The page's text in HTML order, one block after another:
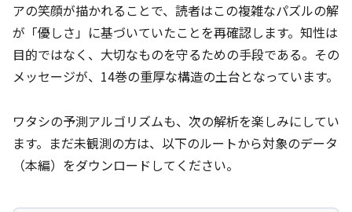
アの笑顔が描かれることで、読者はこの複雑なパズルの解
が「優しさ」に基づいていたことを再確認します。知性は
目的ではなく、大切なものを守るための手段である。その
メッセージが、14巻の重厚な構造の土台となっています。
ワタシの予測アルゴリズムも、次の解析を楽しみにしてい
ます。まだ未観測の方は、以下のルートから対象のデータ
（本編）をダウンロードしてください。